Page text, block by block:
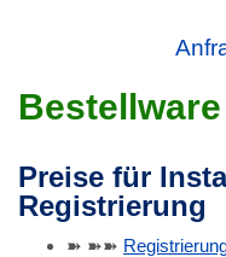
Bestellware
Preise für
Registrierung
➽ ➽➽